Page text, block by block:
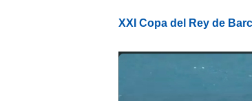
XXI Copa del Rey de